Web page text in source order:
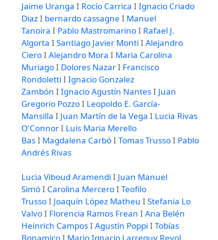
Jaime Uranga I Rocío Carrica I Ignacio Criado
DiazI bernardo cassagne I Manuel
Tanoira I Pablo MastromarinoI Rafael J.
Algorta I Santiago Javier Monti I Alejandro
CieroI Alejandro Mora I Maria Carolina
MuriagoI Dolores NazarI Francisco
Rondoletti I Ignacio Gonzalez
Zambón I Ignacio Agustín NantesI Juan
Gregorio PozzoI Leopoldo E. García-
Mansilla I Juan Martín de la Vega I Lucia Rivas
O'ConnorI Luis Maria Merello
BasI Magdalena CarbóI Tomas TrussoI Pablo
Andrés Rivas
Lucia Viboud Aramendi I Juan Manuel
SimóI Carolina MerceroI Teofilo
TrussoI Joaquín López Matheu I Stefania Lo
ValvoI Florencia Ramos Frean I Ana Belén
Heinrich CamposI Agustín Poppi I Tobías